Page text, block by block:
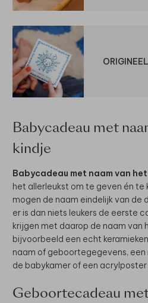
Babycadeau met
kindje
Babycadeau met naam van
het allerleukst om te geven én te
mogen de naam eindelijk van de
er is dan niets leukers de eerste
krijgen met daarop de naam van
bijvoorbeeld een echt
naam of geboortegegevens, een
de babykamer of een
Geboortecadeau